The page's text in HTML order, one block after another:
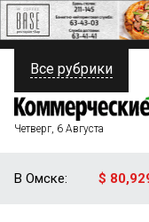
ПОЛИТИКА
ФИНАНСЫ
Все рубрики
Четверг, 6 Августа
В Омске: $